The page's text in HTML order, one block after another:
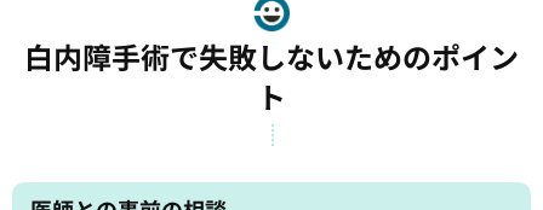
白内障手術で失敗しないためのポイン
ト